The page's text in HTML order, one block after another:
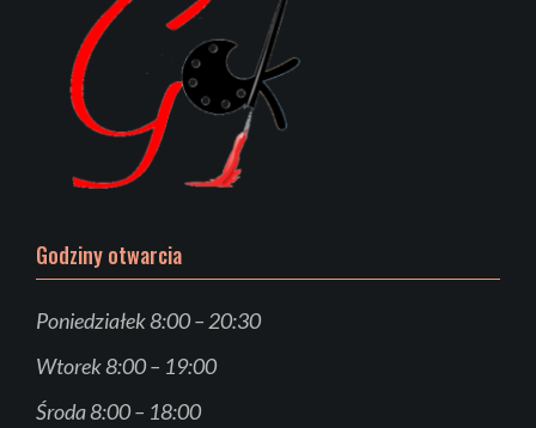
Godziny otwarcia
Poniedziałek 8:00 – 20:30
Wtorek 8:00 – 19:00
Środa 8:00 – 18:00